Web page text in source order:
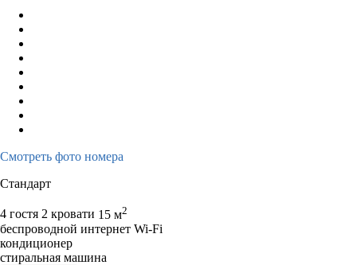
Смотреть фото номера
Стандарт
4 гостя 2 кровати 15 м2
беспроводной интернет Wi-Fi
кондиционер
стиральная машина